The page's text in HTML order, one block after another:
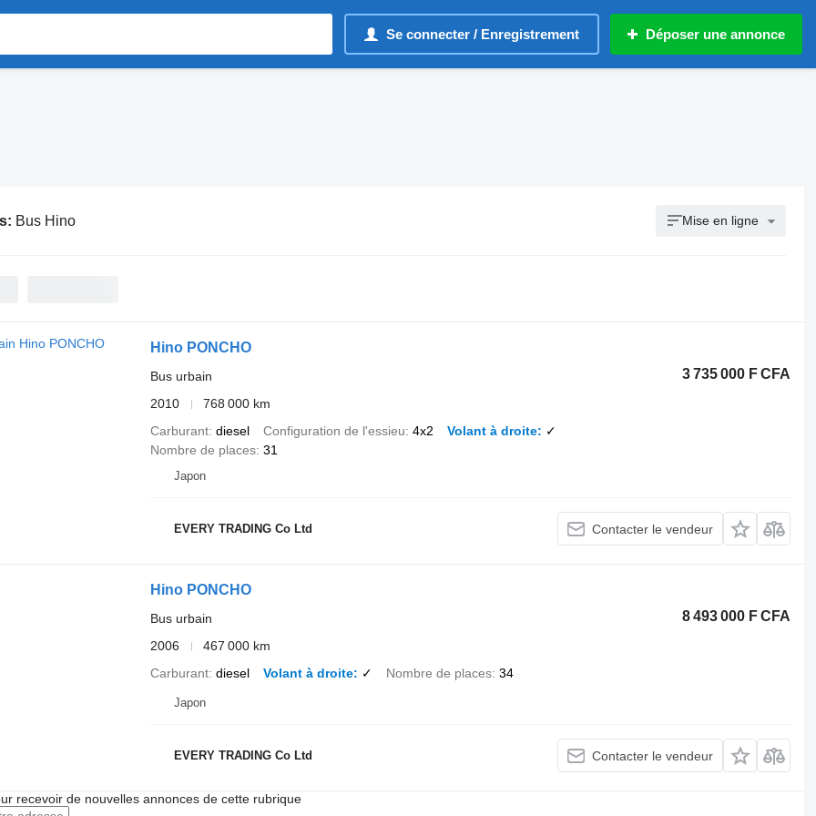
Se connecter / Enregistrement Déposer une annonce
Bus Hino Mise en ligne
Hino PONCHO
3 735 000 F CFA
Bus urbain
2010
768 000 km
Carburant diesel Configuration de l'essieu 4x2 Volant à droite
✓
Nombre de places 31
Japon
EVERY TRADING Co Ltd Contacter le vendeur
Hino PONCHO
8 493 000 F CFA
Bus urbain
2006
467 000 km
Carburant diesel Volant à droite ✓ Nombre de places 34
Japon
EVERY TRADING Co Ltd Contacter le vendeur
recevoir de nouvelles annonces de cette rubrique